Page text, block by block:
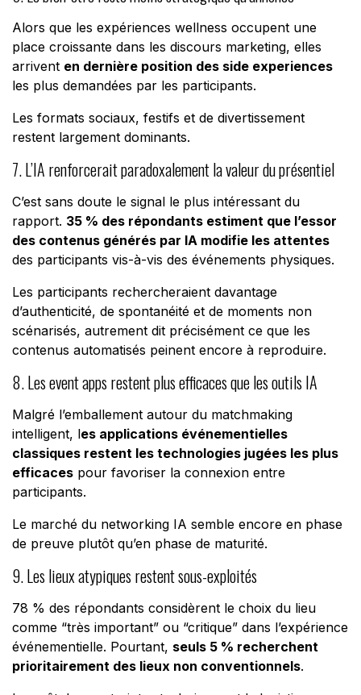
Alors que les expériences wellness occupent une
place croissante dans les discours marketing, elles
arrivent en dernière position des side experiences
les plus demandées par les participants.
Les formats sociaux, festifs et de divertissement
restent largement dominants.
7. L’IA renforcerait paradoxalement la valeur du présentiel
C’est sans doute le signal le plus intéressant du
rapport. 35 % des répondants estiment que l’essor
des contenus générés par IA modifie les attentes
des participants vis-à-vis des événements physiques.
Les participants rechercheraient davantage
d’authenticité, de spontanéité et de moments non
scénarisés, autrement dit précisément ce que les
contenus automatisés peinent encore à reproduire.
8. Les event apps restent plus efficaces que les outils IA
Malgré l’emballement autour du matchmaking
intelligent, les applications événementielles
classiques restent les technologies jugées les plus
efficacespour favoriser la connexion entre
participants.
Le marché du networking IA semble encore en phase
de preuve plutôt qu’en phase de maturité.
9. Les lieux atypiques restent sous-exploités
78 % des répondants considèrent le choix du lieu
comme “très important” ou “critique” dans l’expérience
événementielle. Pourtant, seuls 5 % recherchent
prioritairement des lieux non conventionnels.